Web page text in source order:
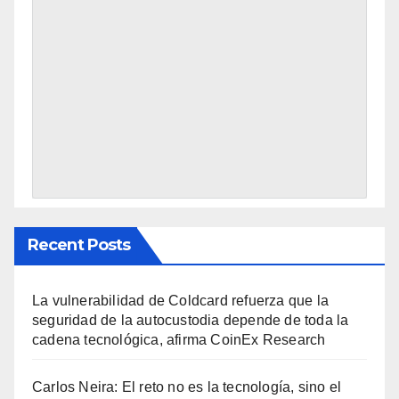
Recent Posts
La vulnerabilidad de Coldcard refuerza que la
seguridad de la autocustodia depende de toda la
cadena tecnológica, afirma CoinEx Research
Carlos Neira: El reto no es la tecnología, sino el